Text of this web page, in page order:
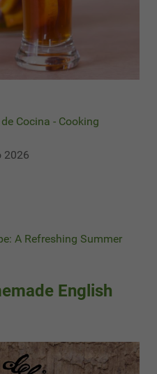
Cocina - Cooking
2026
A Refreshing Summer
English